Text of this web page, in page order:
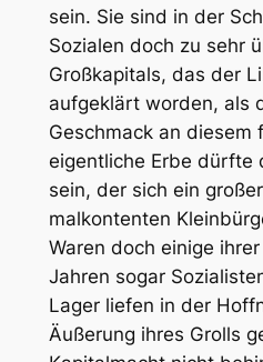
sein. Sie sind in der
Sozialen doch zu sehr
Großkapitals, das der
aufgeklärt worden, als
Geschmack an diesem
eigentliche Erbe dürfte
sein, der sich ein
malkontenten
Waren doch einige
Jahren sogar
Lager liefen in der
Äußerung ihres Grolls